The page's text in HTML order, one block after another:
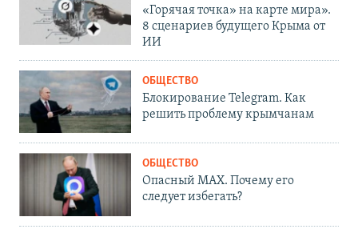
«Горячая точка» на карте мира».
8 сценариев будущего Крыма от
ИИ
ОБЩЕСТВО
Блокирование Telegram. Как
решить проблему крымчанам
ОБЩЕСТВО
Опасный MAX. Почему его
следует избегать?